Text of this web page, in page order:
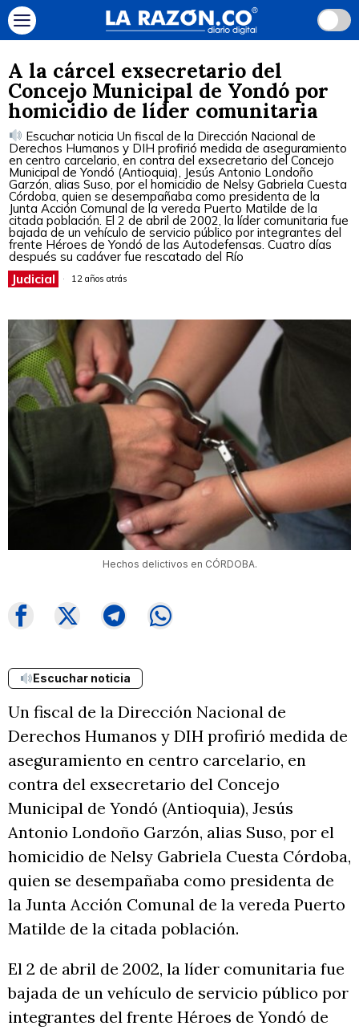
A la cárcel exsecretario del
Concejo Municipal de Yondó por
homicidio de líder comunitaria
Escuchar noticia Un fiscal de la Dirección Nacional de
Derechos Humanos y DIH profirió medida de aseguramiento
en centro carcelario, en contra del exsecretario del Concejo
Municipal de Yondó (Antioquia), Jesús Antonio Londoño
Garzón, alias Suso, por el homicidio de Nelsy Gabriela Cuesta
Córdoba, quien se desempañaba como presidenta de la
Junta Acción Comunal de la vereda Puerto Matilde de la
citada población. El 2 de abril de 2002, la líder comunitaria fue
bajada de un vehículo de servicio público por integrantes del
frente Héroes de Yondó de las Autodefensas. Cuatro días
después su cadáver fue rescatado del Río
Judicial 12 años atrás
Hechos delictivos en CÓRDOBA.
Escuchar noticia
Un fiscal de la Dirección Nacional de
Derechos Humanos y DIH profirió medida de
aseguramiento en centro carcelario, en
contra del exsecretario del Concejo
Municipal de Yondó (Antioquia), Jesús
Antonio Londoño Garzón, alias Suso, por el
homicidio de Nelsy Gabriela Cuesta Córdoba,
quien se desempañaba como presidenta de
la Junta Acción Comunal de la vereda Puerto
Matilde de la citada población.
El 2 de abril de 2002, la líder comunitaria fue
bajada de un vehículo de servicio público por
integrantes del frente Héroes de Yondó de